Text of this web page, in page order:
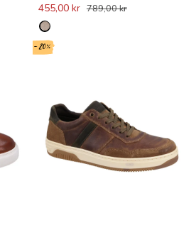
455,00 kr 789,00 kr
- 20%